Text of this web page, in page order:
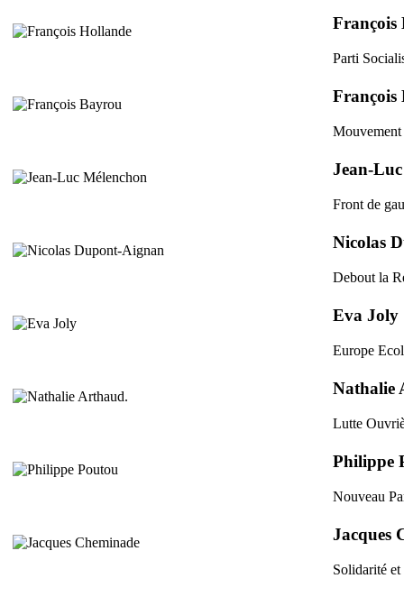
François
Parti
François
Jean-
Front de
Nicolas
Debout la
Eva Joly
Europe
Nathalie
Lutte
Philippe
Nouveau
Jacques
Solidarité et